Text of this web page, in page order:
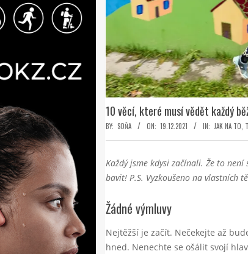
10 věcí, které musí vědět každý
BY: SOŇA ON: 19.12.2021 IN: JAK NA TO,
Každý jsme kdysi začínali. Že to
bavit! P.S. Vyzkoušeno na vlastních
Žádné výmluvy
Nejtěžší je začít. Nečekejte až
hned. Nenechte se ošálit svojí